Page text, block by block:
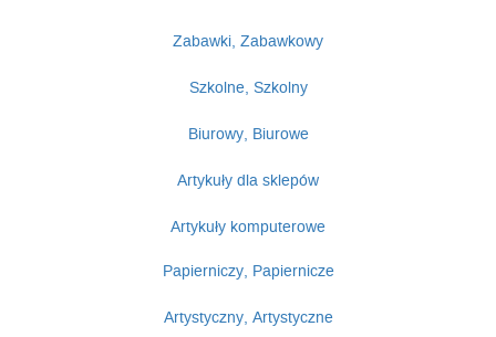
Zabawki, Zabawkowy
Szkolne, Szkolny
Biurowy, Biurowe
Artykuły dla sklepów
Artykuły komputerowe
Papierniczy, Papiernicze
Artystyczny, Artystyczne